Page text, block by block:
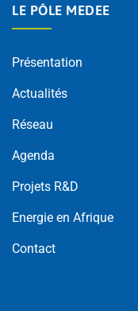
LE PÔLE MEDEE
Présentation
Actualités
Réseau
Agenda
Projets R&D
Energie en Afrique
Contact